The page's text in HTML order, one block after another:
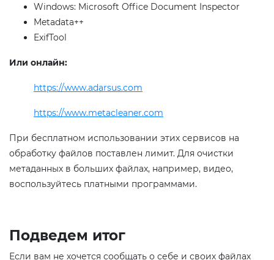
Windows: Microsoft Office Document Inspector
Metadata++
ExifTool
Или онлайн:
https://www.adarsus.com
https://www.metacleaner.com
При бесплатном использовании этих сервисов на
обработку файлов поставлен лимит. Для очистки
метаданных в больших файлах, например, видео,
воспользуйтесь платными программами.
Подведем итог
Если вам не хочется сообщать о себе и своих файлах